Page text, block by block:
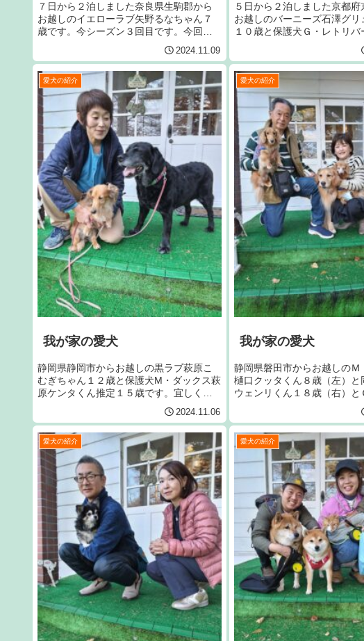
７日から２泊しました奈良県生駒郡から
お越しのイエローラブ矢野るなちゃん７
歳です。今シーズン３回目です。今回で
３５回目です。宜しくお願いいたしま
2024.11.09
５日から２泊しました京都府
お越しのバーニーズ石澤グリ
１０歳と保護犬Ｇ・レトリバ
ーちゃん７歳です。宜しく
愛犬の紹介
我が家の愛犬
静岡県静岡市からお越しの黒ラブ萩原こ
むぎちゃん１２歳と保護犬M・ダックス萩
原ケンタくん推定１５歳です。宜しくお
2024.11.06
愛犬の紹介
我が家の愛犬
静岡県磐田市からお越しのＭ
樋口クッタくん８歳（左）と
ウェンリくん１８歳（右）と
バー樋口ライリくん６歳６ヶ
す。今シーズン３回目です
回目です。宜しくお願い致し
愛犬の紹介 愛犬の紹介